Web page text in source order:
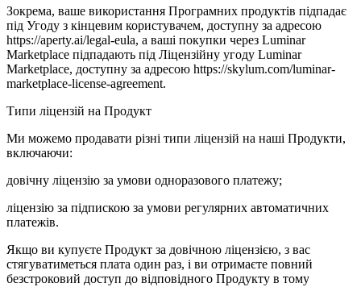
Зокрема, ваше використання Програмних продуктів підпадає
під Угоду з кінцевим користувачем, доступну за адресою
https://aperty.ai/legal-eula, а ваші покупки через Luminar
Marketplace підпадають під Ліцензійну угоду Luminar
Marketplace, доступну за адресою https://skylum.com/luminar-
marketplace-license-agreement.
Типи ліцензій на Продукт
Ми можемо продавати різні типи ліцензій на наші Продукти,
включаючи:
довічну ліцензію за умови одноразового платежу;
ліцензію за підпискою за умови регулярних автоматичних
платежів.
Якщо ви купуєте Продукт за довічною ліцензією, з вас
стягуватиметься плата один раз, і ви отримаєте повний
безстроковий доступ до відповідного Продукту в тому